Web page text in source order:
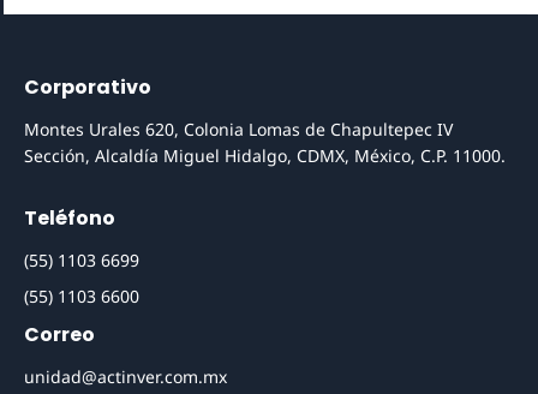
Corporativo
Montes Urales 620, Colonia Lomas de Chapultepec IV
Sección, Alcaldía Miguel Hidalgo, CDMX, México, C.P. 11000.
Teléfono
(55) 1103 6699
(55) 1103 6600
Correo
unidad@actinver.com.mx